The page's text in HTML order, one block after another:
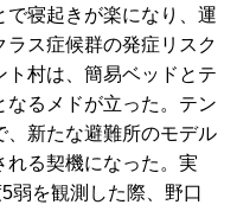
で寝起きが楽になり、運
ス症候群の発症リスク
ト村は、簡易ベッドとテ
なるメドが立った。テン
、新たな避難所のモデル
れる契機になった。実
弱を観測した際、野口